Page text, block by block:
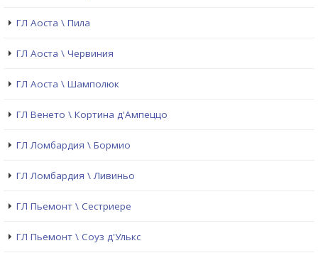
ГЛ Аоста \ Пила
ГЛ Аоста \ Червиния
ГЛ Аоста \ Шамполюк
ГЛ Венето \ Кортина д'Ампеццо
ГЛ Ломбардия \ Бормио
ГЛ Ломбардия \ Ливиньо
ГЛ Пьемонт \ Сестриере
ГЛ Пьемонт \ Соуз д'Улькс